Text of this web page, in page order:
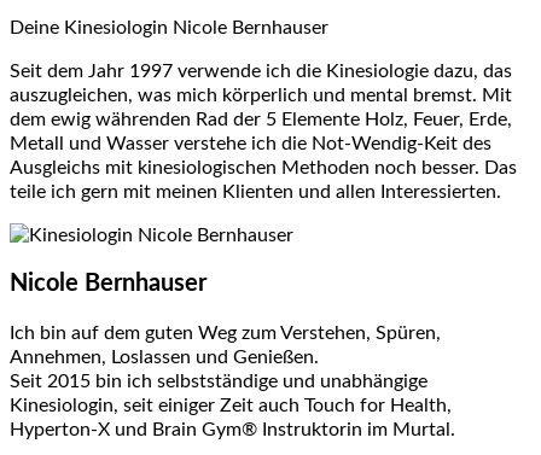
Deine Kinesiologin Nicole Bernhauser
Seit dem Jahr 1997 verwende ich die Kinesiologie dazu, das
auszugleichen, was mich körperlich und mental bremst. Mit
dem ewig währenden Rad der 5 Elemente Holz, Feuer, Erde,
Metall und Wasser verstehe ich die Not-Wendig-Keit des
Ausgleichs mit kinesiologischen Methoden noch besser. Das
teile ich gern mit meinen Klienten und allen Interessierten.
Nicole Bernhauser
Ich bin auf dem guten Weg zum Verstehen, Spüren,
Annehmen, Loslassen und Genießen.
Seit 2015 bin ich selbstständige und unabhängige
Kinesiologin, seit einiger Zeit auch Touch for Health,
Hyperton-X und Brain Gym® Instruktorin im Murtal.